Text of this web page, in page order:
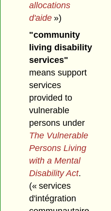
allocations
d'aide»)
"community
living disability
services"
means support
services
provided to
vulnerable
persons under
The Vulnerable
Persons Living
with a Mental
Disability Act.
(« services
d'intégration